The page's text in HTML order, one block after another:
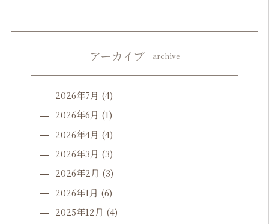
アーカイブ archive
2026年7月 (4)
2026年6月 (1)
2026年4月 (4)
2026年3月 (3)
2026年2月 (3)
2026年1月 (6)
2025年12月 (4)